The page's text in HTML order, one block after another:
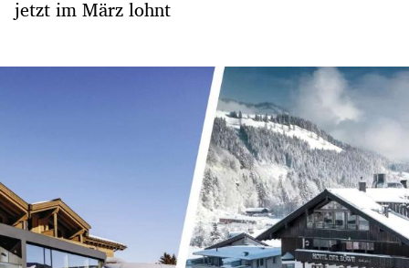
jetzt im März lohnt